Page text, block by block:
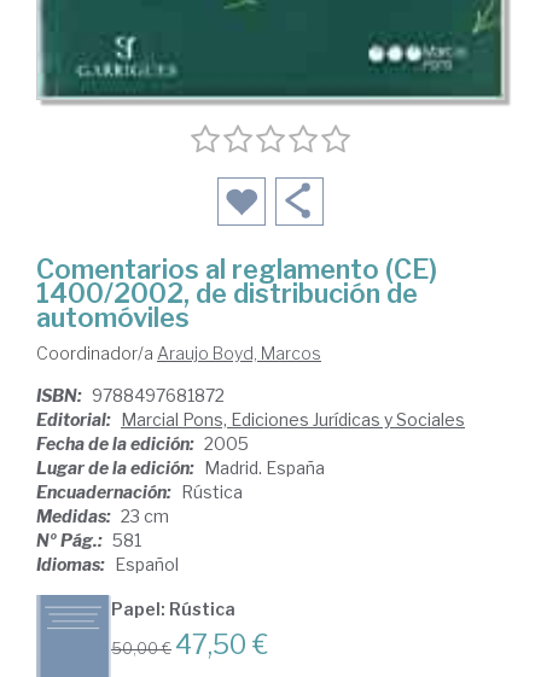
Comentarios al reglamento (CE)
1400/2002, de distribución de
automóviles
Coordinador/a Araujo Boyd, Marcos
ISBN: 9788497681872
Editorial: Marcial Pons, Ediciones Jurídicas y Sociales
Fecha de la edición: 2005
Lugar de la edición: Madrid. España
Encuadernación: Rústica
Medidas: 23 cm
Nº Pág.: 581
Idiomas: Español
Papel: Rústica
50,00 € 47,50 €